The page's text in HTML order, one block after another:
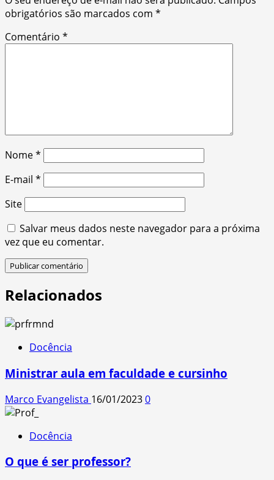
obrigatórios são marcados com *
Comentário *
Nome*
E-mail *
Site
Salvar meus dados neste navegador para a próxima
vez que eu comentar.
Relacionados
Docência
Ministrar aula em faculdade e cursinho
Marco Evangelista 16/01/20230
Docência
O que é ser professor?